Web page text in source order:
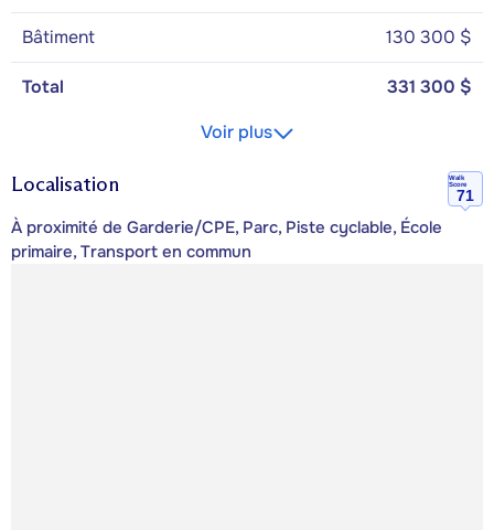
Bâtiment 130 300 $
Total
331 300 $
Voir plus
Localisation
Walk
Score
71
À proximité de Garderie/CPE, Parc, Piste cyclable, École
primaire, Transport en commun